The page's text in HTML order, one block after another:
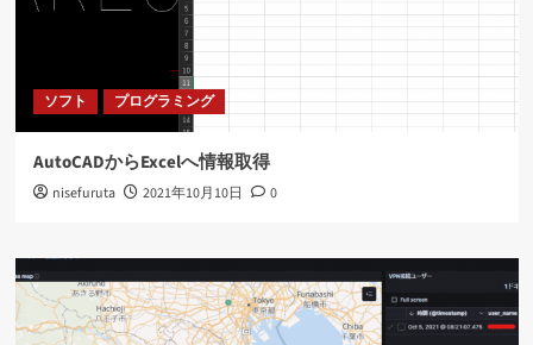
ソフト プログラミング
AutoCADからExcelへ情報取得
nisefuruta 2021年10月10日 0